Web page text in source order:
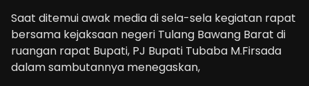
Saat ditemui awak media di sela-sela kegiatan rapat
bersama kejaksaan negeri Tulang Bawang Barat di
ruangan rapat Bupati, PJ Bupati Tubaba M.Firsada
dalam sambutannya menegaskan,